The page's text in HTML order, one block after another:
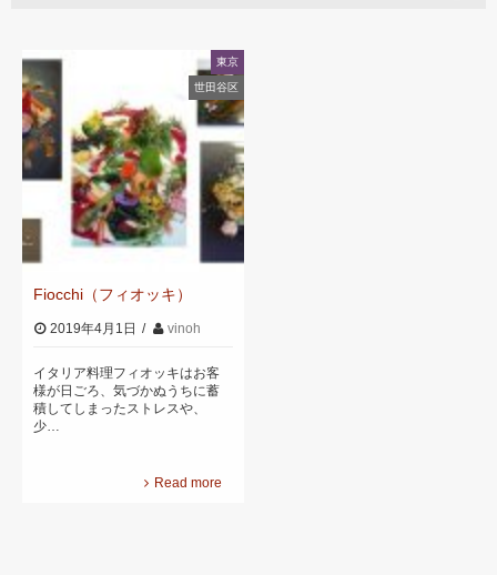
東京
世田谷区
Fiocchi（フィオッキ）
2019年4月1日 vinoh
イタリア料理フィオッキはお客
様が日ごろ、気づかぬうちに蓄
積してしまったストレスや、
少…
Read more